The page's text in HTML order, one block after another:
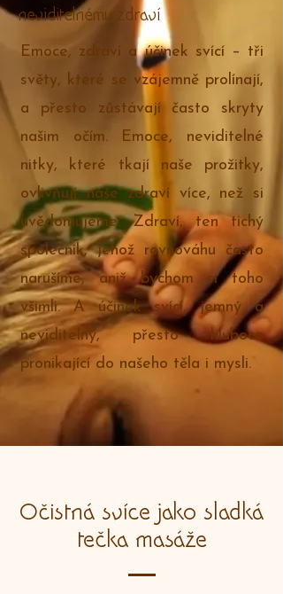
neviditelnému zdraví
Emoce, zdraví a účinek svící – tři
světy, které se vzájemně prolínají,
a přesto zůstávají často skryty
našim očím. Emoce, neviditelné
nitky, které tkají naše prožitky,
ovlivňují naše zdraví více, než si
uvědomujeme. Zdraví, ten tichý
společník, jehož rovnováhu často
narušíme, aniž bychom si toho
všimli. A účinek svící, jemný a
neviditelný, přesto hluboce
pronikající do našeho těla i mysli.
Očistná svíce jako sladká
tečka masáže